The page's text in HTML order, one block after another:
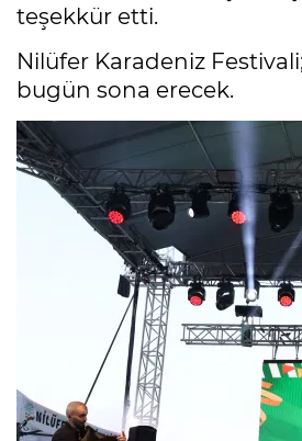
teşekkür etti.
Nilüfer Karadeniz
bugün sona erecek.